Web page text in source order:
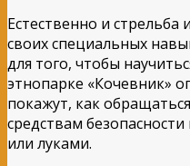
Естественно и стрельба
своих специальных
для того, чтобы
этнопарке «Кочевник»
покажут, как
средствам
или луками.